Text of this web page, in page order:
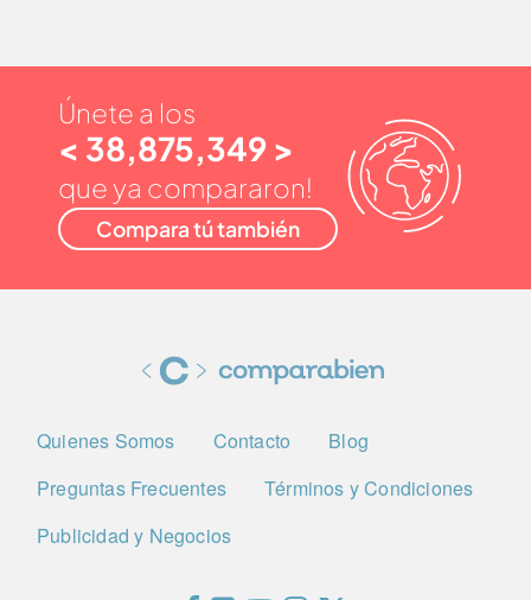
Únete a los
< 38,875,349 >
que ya compararon!
Compara tú también
Quienes Somos Contacto
Blog
Preguntas Frecuentes
Términos y Condiciones
Publicidad y Negocios